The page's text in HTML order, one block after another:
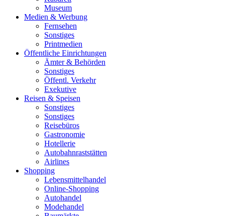
Museum
Medien & Werbung
Fernsehen
Sonstiges
Printmedien
Öffentliche Einrichtungen
Ämter & Behörden
Sonstiges
Öffentl. Verkehr
Exekutive
Reisen & Speisen
Sonstiges
Sonstiges
Reisebüros
Gastronomie
Hotellerie
Autobahnraststätten
Airlines
Shopping
Lebensmittelhandel
Online-Shopping
Autohandel
Modehandel